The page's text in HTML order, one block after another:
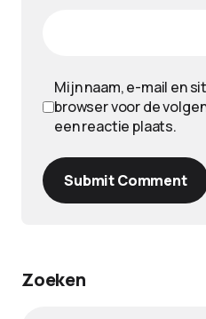
Mijn naam, e-mail en
browser voor de
een reactie plaats.
Submit Comment
Zoeken